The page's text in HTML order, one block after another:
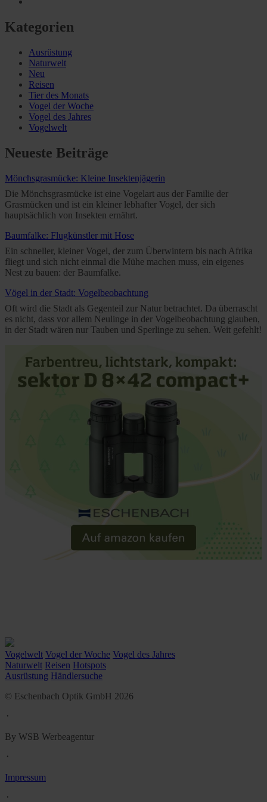
Kategorien
Ausrüstung
Naturwelt
Neu
Reisen
Tier des Monats
Vogel der Woche
Vogel des Jahres
Vogelwelt
Neueste Beiträge
Mönchsgrasmücke: Kleine Insektenjägerin
Die Mönchsgrasmücke ist eine Vogelart aus der Familie der
Grasmücken und ist ein kleiner lebhafter Vogel, der sich
hauptsächlich von Insekten ernährt.
Baumfalke: Flugkünstler mit Hose
Ein schneller, kleiner Vogel, der zum Überwintern bis nach Afrika
fliegt und sich nicht einmal die Mühe machen muss, ein eigenes
Nest zu bauen: der Baumfalke.
Vögel in der Stadt: Vogelbeobachtung
Oft wird die Stadt als Gegenteil zur Natur betrachtet. Da überrascht
es nicht, dass vor allem Neulinge in der Vogelbeobachtung glauben,
in der Stadt wären nur Tauben und Sperlinge zu sehen. Weit gefehlt!
Vogelwelt Vogel der Woche Vogel des Jahres
Naturwelt Reisen Hotspots
Ausrüstung Händlersuche
© Eschenbach Optik GmbH 2026
᛫
By WSB Werbeagentur
᛫
Impressum
᛫